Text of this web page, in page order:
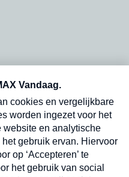
dinsdagochtend in
Verzend